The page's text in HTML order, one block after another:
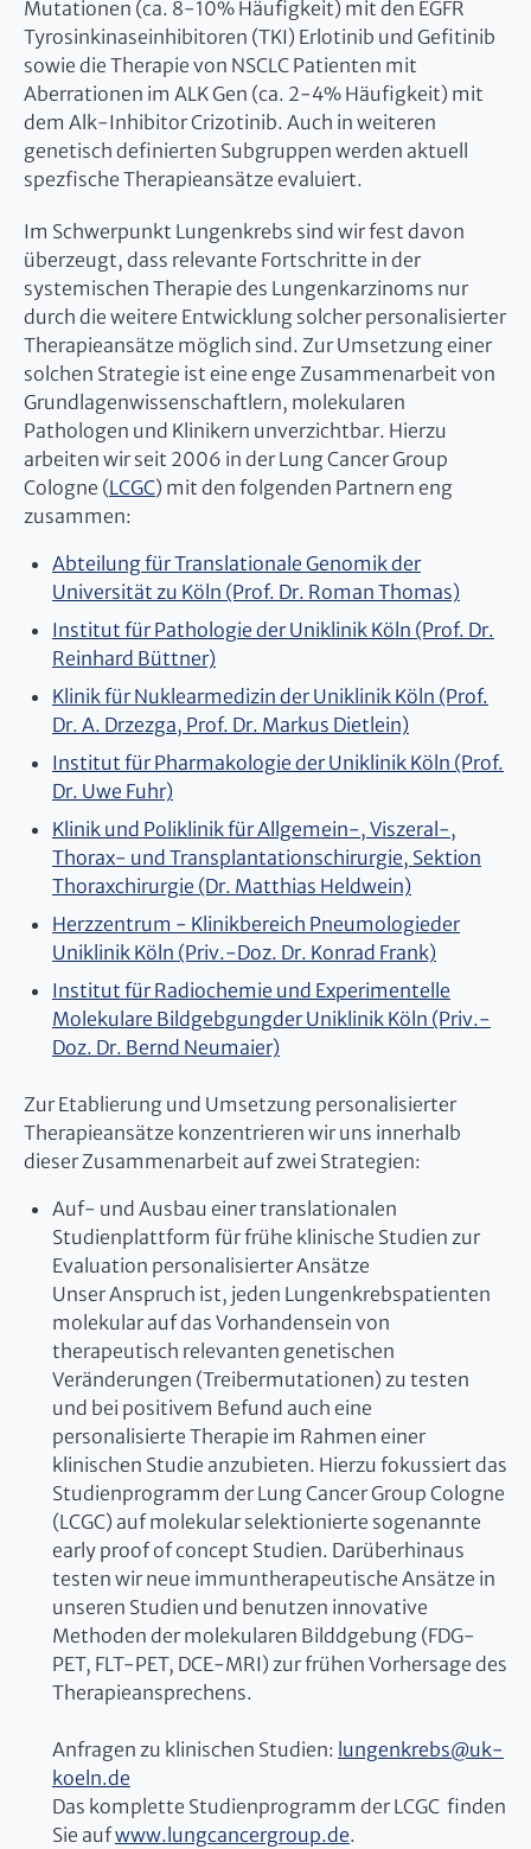
Mutationen (ca. 8-10% Häufigkeit) mit den EGFR
Tyrosinkinaseinhibitoren (TKI) Erlotinib und Gefitinib
sowie die Therapie von NSCLC Patienten mit
Aberrationen im ALK Gen (ca. 2-4% Häufigkeit) mit
dem Alk-Inhibitor Crizotinib. Auch in weiteren
genetisch definierten Subgruppen werden aktuell
spezfische Therapieansätze evaluiert.
Im Schwerpunkt Lungenkrebs sind wir fest davon
überzeugt, dass relevante Fortschritte in der
systemischen Therapie des Lungenkarzinoms nur
durch die weitere Entwicklung solcher personalisierter
Therapieansätze möglich sind. Zur Umsetzung einer
solchen Strategie ist eine enge Zusammenarbeit von
Grundlagenwissenschaftlern, molekularen
Pathologen und Klinikern unverzichtbar. Hierzu
arbeiten wir seit 2006 in der Lung Cancer Group
Cologne (LCGC) mit den folgenden Partnern eng
zusammen:
Abteilung für Translationale Genomik der
Universität zu Köln (Prof. Dr. Roman Thomas)
Institut für Pathologie der Uniklinik Köln (Prof. Dr.
Reinhard Büttner)
Klinik für Nuklearmedizin der Uniklinik Köln (Prof.
Dr. A. Drzezga, Prof. Dr. Markus Dietlein)
Institut für Pharmakologie der Uniklinik Köln (Prof.
Dr. Uwe Fuhr)
Klinik und Poliklinik für Allgemein-, Viszeral-,
Thorax- und Transplantationschirurgie, Sektion
Thoraxchirurgie (Dr. Matthias Heldwein)
Herzzentrum - Klinikbereich Pneumologieder
Uniklinik Köln (Priv.-Doz. Dr. Konrad Frank)
Institut für Radiochemie und Experimentelle
Molekulare Bildgebgungder Uniklinik Köln (Priv.-
Doz. Dr. Bernd Neumaier)
Zur Etablierung und Umsetzung personalisierter
Therapieansätze konzentrieren wir uns innerhalb
dieser Zusammenarbeit auf zwei Strategien:
Auf- und Ausbau einer translationalen
Studienplattform für frühe klinische Studien zur
Evaluation personalisierter Ansätze
Unser Anspruch ist, jeden Lungenkrebspatienten
molekular auf das Vorhandensein von
therapeutisch relevanten genetischen
Veränderungen (Treibermutationen) zu testen
und bei positivem Befund auch eine
personalisierte Therapie im Rahmen einer
klinischen Studie anzubieten. Hierzu fokussiert das
Studienprogramm der Lung Cancer Group Cologne
(LCGC) auf molekular selektionierte sogenannte
early proof of concept Studien. Darüberhinaus
testen wir neue immuntherapeutische Ansätze in
unseren Studien und benutzen innovative
Methoden der molekularen Bilddgebung (FDG-
PET, FLT-PET, DCE-MRI) zur frühen Vorhersage des
Therapieansprechens.
Anfragen zu klinischen Studien: lungenkrebs@uk-
koeln.de
Das komplette Studienprogramm der LCGC finden
Sie aufwww.lungcancergroup.de.